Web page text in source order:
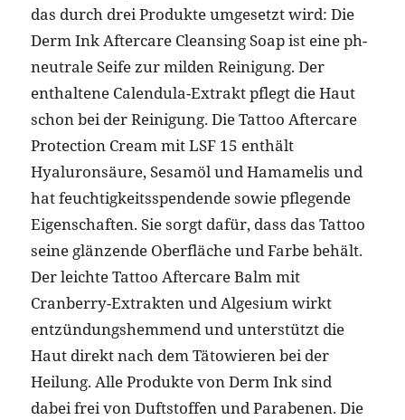
das durch drei Produkte umgesetzt wird: Die
Derm Ink Aftercare Cleansing Soap ist eine ph-
neutrale Seife zur milden Reinigung. Der
enthaltene Calendula-Extrakt pflegt die Haut
schon bei der Reinigung. Die Tattoo Aftercare
Protection Cream mit LSF 15 enthält
Hyaluronsäure, Sesamöl und Hamamelis und
hat feuchtigkeitsspendende sowie pflegende
Eigenschaften. Sie sorgt dafür, dass das Tattoo
seine glänzende Oberfläche und Farbe behält.
Der leichte Tattoo Aftercare Balm mit
Cranberry-Extrakten und Algesium wirkt
entzündungshemmend und unterstützt die
Haut direkt nach dem Tätowieren bei der
Heilung. Alle Produkte von Derm Ink sind
dabei frei von Duftstoffen und Parabenen. Die